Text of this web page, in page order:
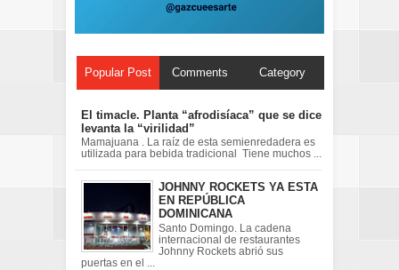
Popular Post Comments Category
El timacle. Planta “afrodisíaca” que se dice
levanta la “virilidad”
Mamajuana . La raíz de esta semienredadera es
utilizada para bebida tradicional Tiene muchos ...
JOHNNY ROCKETS YA ESTA
EN REPÚBLICA
DOMINICANA
Santo Domingo. La cadena
internacional de restaurantes
Johnny Rockets abrió sus
puertas en el ...